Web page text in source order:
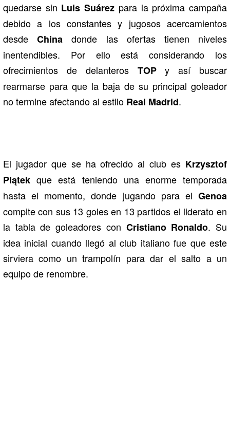
quedarse sin Luis Suárez para la próxima campaña
debido a los constantes y jugosos acercamientos
desdeChinadonde las ofertas tienen niveles
inentendibles. Por ello está considerando los
ofrecimientos de delanteros TOPy así buscar
rearmarse para que la baja de su principal goleador
no termine afectando al estilo Real Madrid.
El jugador que se ha ofrecido al club es Krzysztof
Piątekque está teniendo una enorme temporada
hasta el momento, donde jugando para el Genoa
compite con sus 13 goles en 13 partidos el liderato en
la tabla de goleadores con Cristiano Ronaldo. Su
idea inicial cuando llegó al club italiano fue que este
sirviera como un trampolín para dar el salto a un
equipo de renombre.